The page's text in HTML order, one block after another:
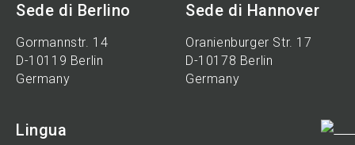
Sede di Berlino
Gormannstr. 14
D-10119 Berlin
Germany
Sede di Hannover
Oranienburger Str. 17
D-10178 Berlin
Germany
Lingua